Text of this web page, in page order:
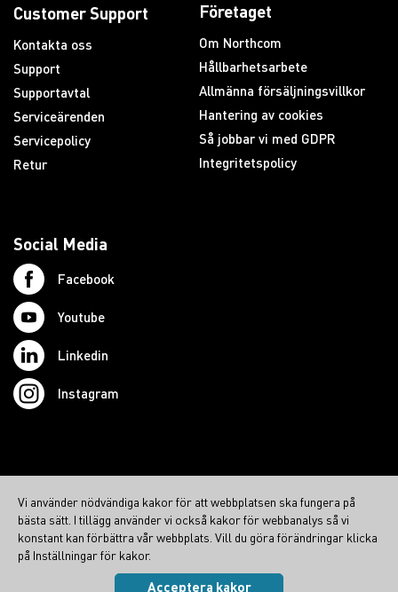
Customer Support
Kontakta oss
Support
Supportavtal
Serviceärenden
Servicepolicy
Retur
Företaget
Om Northcom
Hållbarhetsarbete
Allmänna försäljningsvillkor
Hantering av cookies
Så jobbar vi med GDPR
Integritetspolicy
Social Media
Facebook
Youtube
Linkedin
Instagram
northcom.no
northcom.dk
northcom.fi
Vi använder nödvändiga kakor för att webbplatsen ska fungera på
bästa sätt. I tillägg använder vi också kakor för webbanalys så vi
konstant kan förbättra vår webbplats. Vill du göra förändringar klicka
på Inställningar för kakor.
Acceptera kakor